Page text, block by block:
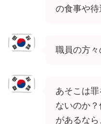
の食事や待
職員の方々
あそこは
ないのか
があるな